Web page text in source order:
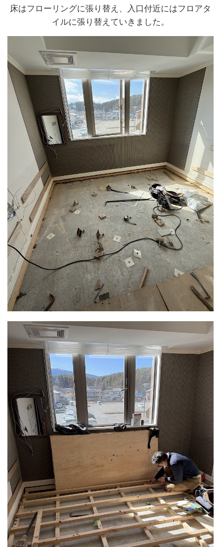
床はフローリングに張り替え、入口付近にはフロアタ
イルに張り替えていきました。